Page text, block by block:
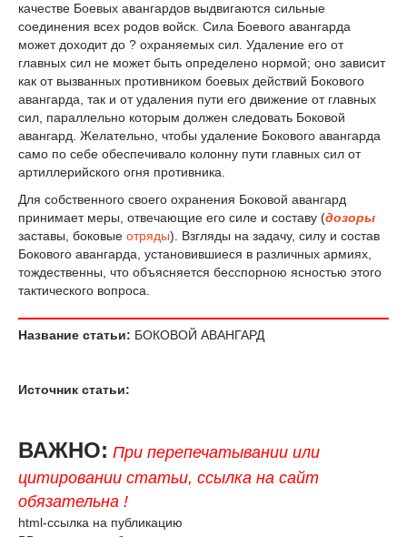
качестве Боевых авангардов выдвигаются сильные
соединения всех родов войск. Сила Боевого авангарда
может доходит до ? охраняемых сил. Удаление его от
главных сил не может быть определено нормой; оно зависит
как от вызванных противником боевых действий Бокового
авангарда, так и от удаления пути его движение от главных
сил, параллельно которым должен следовать Боковой
авангард. Желательно, чтобы удаление Бокового авангарда
само по себе обеспечивало колонну пути главных сил от
артиллерийского огня противника.
Для собственного своего охранения Боковой авангард
принимает меры, отвечающие его силе и составу (дозоры
заставы, боковые отряды). Взгляды на задачу, силу и состав
Бокового авангарда, установившиеся в различных армиях,
тождественны, что объясняется бесспорною ясностью этого
тактического вопроса.
Название статьи: БОКОВОЙ АВАНГАРД
Источник статьи:
ВАЖНО: При перепечатывании или
цитировании статьи, ссылка на сайт
обязательна !
html-ссылка на публикацию